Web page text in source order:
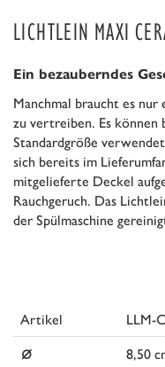
LICHTLEIN MAXI
Ein bezauberndes
Manchmal braucht es
zu vertreiben. Es können
Standardgröße
sich bereits im
mitgelieferte Deckel
Rauchgeruch. Das
der Spülmaschine
Artikel LLM-
⌀
8,50